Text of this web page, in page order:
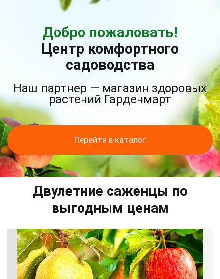
Добро пожаловать!
Центр комфортного
садоводства
Наш партнер — магазин здоровых
растений Гарденмарт
Перейти в каталог
Двулетние саженцы по
выгодным ценам